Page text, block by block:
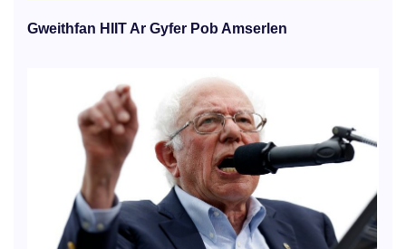
Gweithfan HIIT Ar Gyfer Pob Amserlen